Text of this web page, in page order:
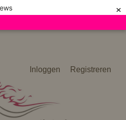
×
Inloggen Registreren